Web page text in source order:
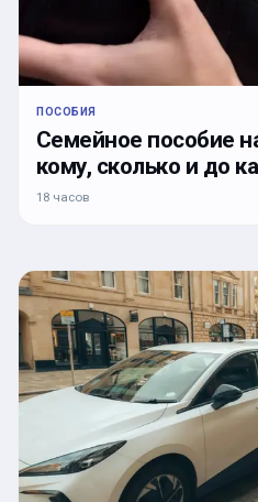
ПОСОБИЯ
Семейное пособие
кому, сколько и до
18 часов